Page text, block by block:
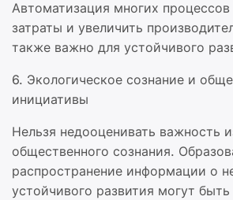
Автоматизация многих
затраты и увеличить
также важно для устойчивого
6. Экологическое сознание и
инициативы
Нельзя недооценивать важность
общественного сознания.
распространение информации о
устойчивого развития могут